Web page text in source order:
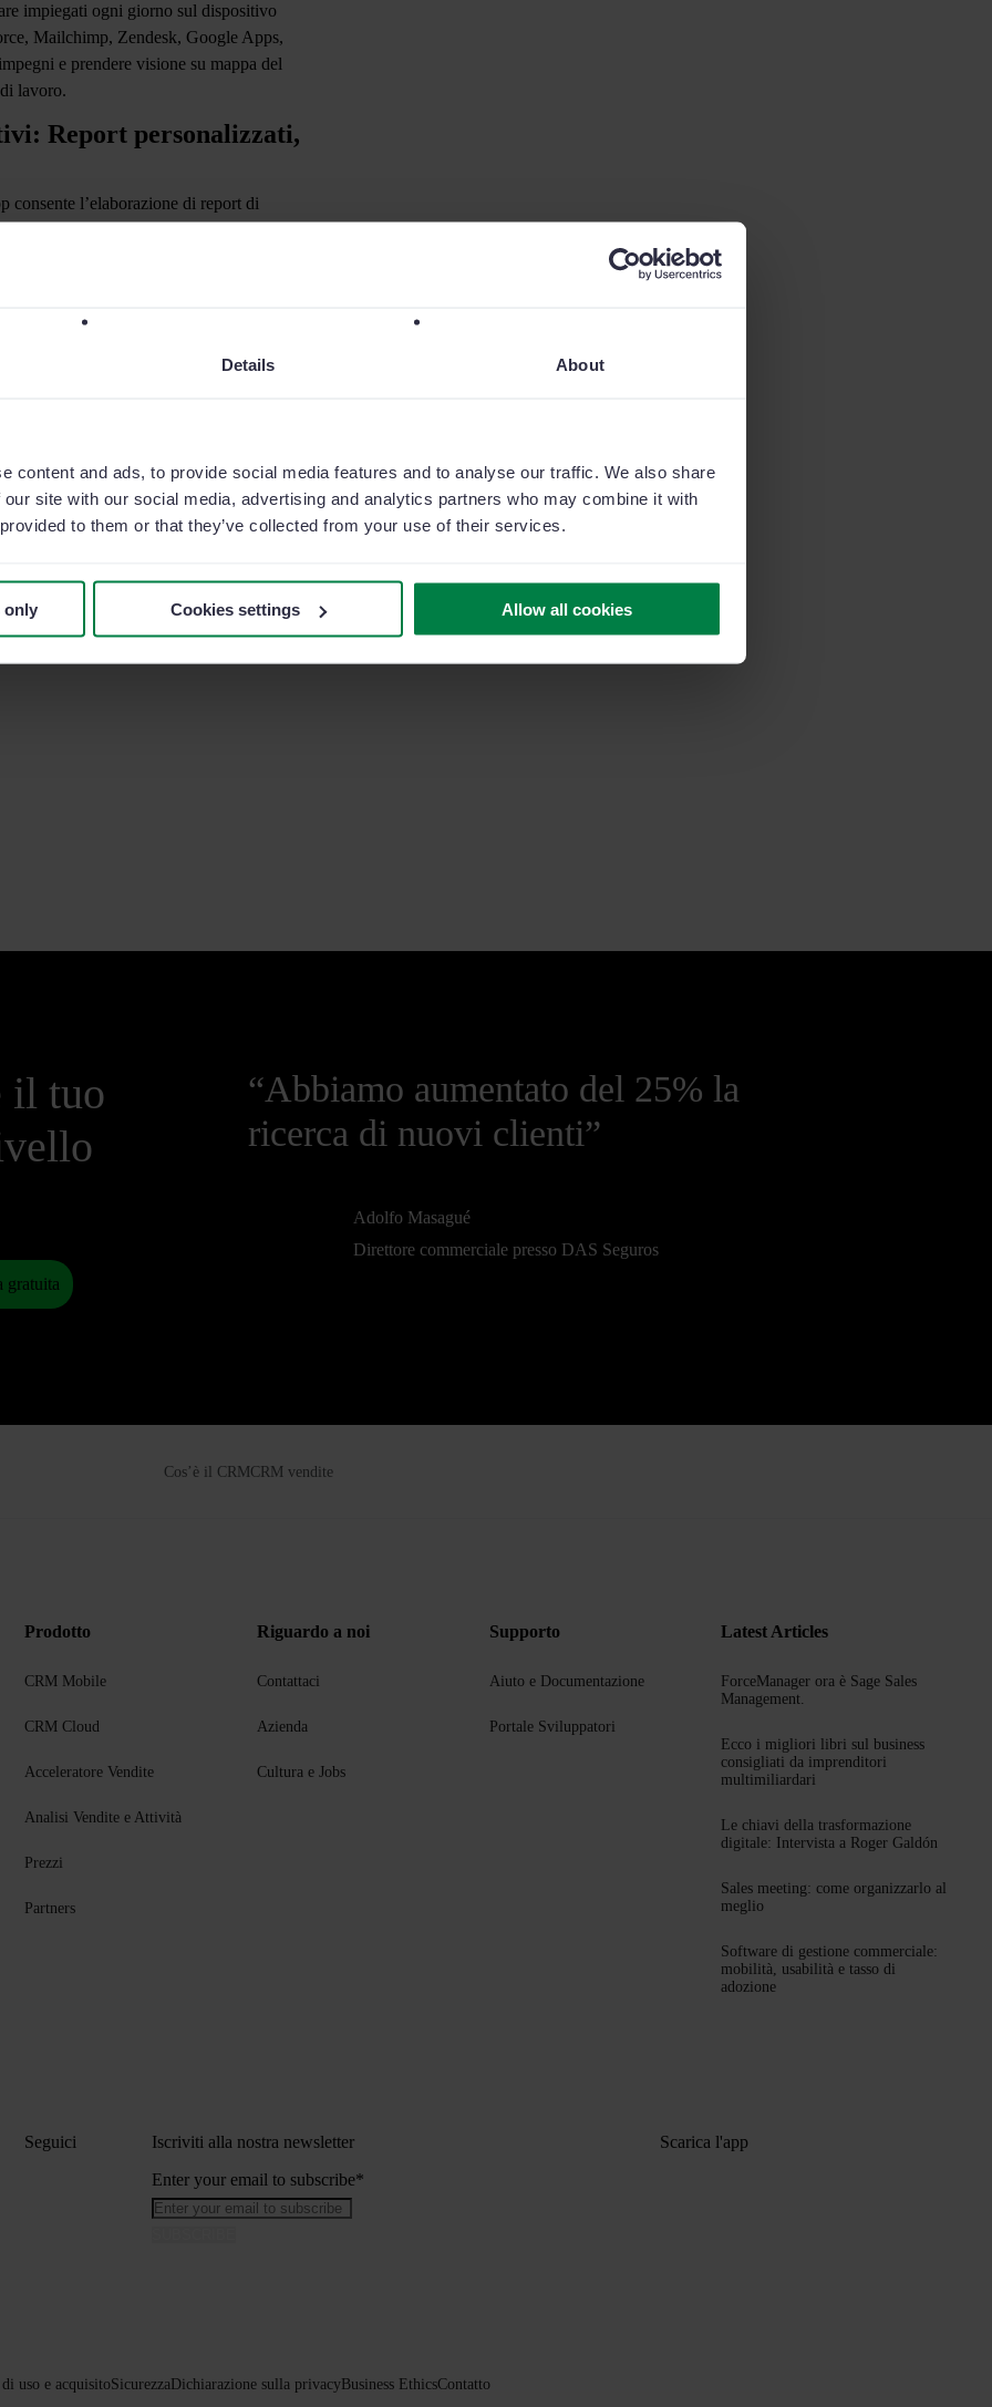
Details About
content and ads, to provide social media features and to analyse our traffic. We also share
site with our social media, advertising and analytics partners who may combine it with
to them or that they’ve collected from your use of their services.
only Cookies settings Allow all cookies
impiegati ogni giorno sul dispositivo
Mailchimp, Zendesk, Google Apps,
e prendere visione su mappa del
lavoro.
Report personalizzati,
consente l’elaborazione di report di
di proporre una visione completa e
circa le interazioni con clienti e
margini di miglioramento.
saranno sempre al sicuro.
ambito professionale: l’usabilità.
all’utente specifiche competenze
fin dal primo avvio, agire in un
clienti di Sage Sales Management.
il tuo
gratuita
“Abbiamo aumentato del 25% la
ricerca di nuovi clienti”
Adolfo Masagué
Direttore commerciale presso DAS Seguros
Cos’è il CRM CRM vendite
Prodotto
CRM Mobile
CRM Cloud
Acceleratore Vendite
Analisi Vendite e Attività
Prezzi
Partners
Riguardo a noi
Contattaci
Azienda
Cultura e Jobs
Supporto
Aiuto e Documentazione
Portale Sviluppatori
Latest Articles
ForceManager ora è Sage Sales
Management.
Ecco i migliori libri sul business
consigliati da imprenditori
multimiliardari
Le chiavi della trasformazione
digitale: Intervista a Roger Galdón
Sales meeting: come organizzarlo al
meglio
Software di gestione commerciale:
mobilità, usabilità e tasso di
adozione
Seguici
Iscriviti alla nostra newsletter
Enter your email to subscribe*
Scarica l'app
uso e acquisitoSicurezza Dichiarazione sulla privacy Business EthicsContatto